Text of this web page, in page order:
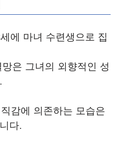
에 마녀 수련생으로 집
은 그녀의 외향적인 성
감에 의존하는 모습은
다.